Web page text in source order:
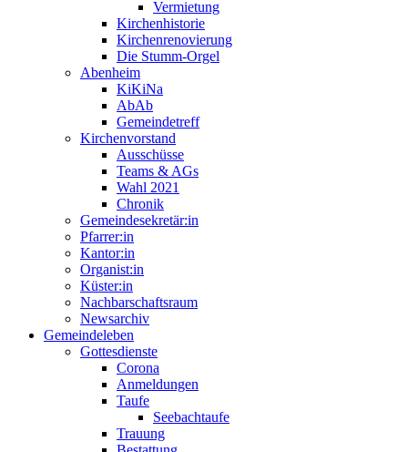
Vermietung
Kirchenhistorie
Kirchenrenovierung
Die Stumm-Orgel
Abenheim
KiKiNa
AbAb
Gemeindetreff
Kirchenvorstand
Ausschüsse
Teams & AGs
Wahl 2021
Chronik
Gemeindesekretär:in
Pfarrer:in
Kantor:in
Organist:in
Küster:in
Nachbarschaftsraum
Newsarchiv
Gemeindeleben
Gottesdienste
Corona
Anmeldungen
Taufe
Seebachtaufe
Trauung